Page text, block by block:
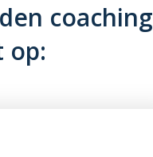
coaching
op: